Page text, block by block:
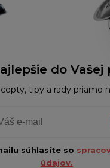
do Vašej
tipy a rady priamo
súhlasíte so
údajov.